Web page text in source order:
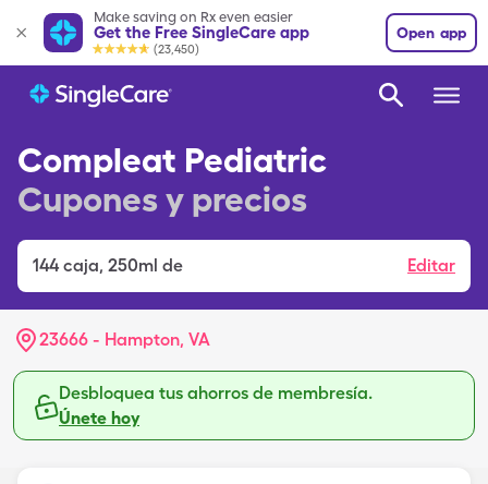
Make saving on Rx even easier
Get the Free SingleCare app
(23,450)
Open app
Compleat Pediatric
Cupones y precios
144 caja, 250ml de Editar
23666 - Hampton, VA
Desbloquea tus ahorros de membresía.
Únete hoy